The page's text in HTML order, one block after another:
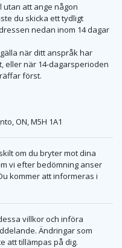
att ange någon
du skicka ett tydligt
nedan inom 14 dagar
när ditt anspråk har
eller när 14-dagarsperioden
först.
ON, M5H 1A1
om du bryter mot dina
vi efter bedömning anser
kommer att informeras i
villkor och införa
Ändringar som
att tillämpas på dig.